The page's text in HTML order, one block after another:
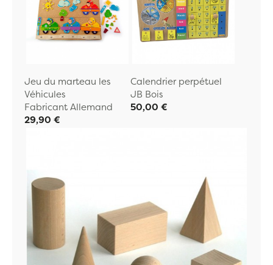
Jeu du marteau les
Véhicules
Fabricant Allemand
29,90 €
Calendrier perpétuel
JB Bois
50,00 €